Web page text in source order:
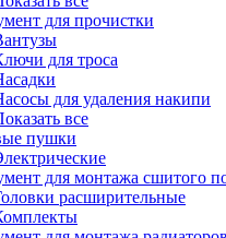
для прочистки
для троса
для удаления накипи
все
пушки
для монтажа сшитого
расширительные